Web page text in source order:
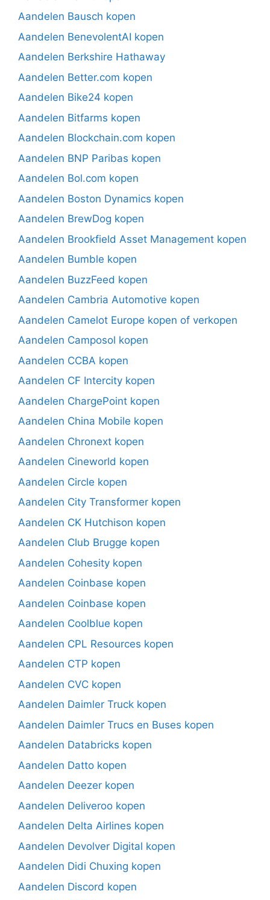
Aandelen Bausch kopen
Aandelen BenevolentAI kopen
Aandelen Berkshire Hathaway
Aandelen Better.com kopen
Aandelen Bike24 kopen
Aandelen Bitfarms kopen
Aandelen Blockchain.com kopen
Aandelen BNP Paribas kopen
Aandelen Bol.com kopen
Aandelen Boston Dynamics kopen
Aandelen BrewDog kopen
Aandelen Brookfield Asset Management kopen
Aandelen Bumble kopen
Aandelen BuzzFeed kopen
Aandelen Cambria Automotive kopen
Aandelen Camelot Europe kopen of verkopen
Aandelen Camposol kopen
Aandelen CCBA kopen
Aandelen CF Intercity kopen
Aandelen ChargePoint kopen
Aandelen China Mobile kopen
Aandelen Chronext kopen
Aandelen Cineworld kopen
Aandelen Circle kopen
Aandelen City Transformer kopen
Aandelen CK Hutchison kopen
Aandelen Club Brugge kopen
Aandelen Cohesity kopen
Aandelen Coinbase kopen
Aandelen Coinbase kopen
Aandelen Coolblue kopen
Aandelen CPL Resources kopen
Aandelen CTP kopen
Aandelen CVC kopen
Aandelen Daimler Truck kopen
Aandelen Daimler Trucs en Buses kopen
Aandelen Databricks kopen
Aandelen Datto kopen
Aandelen Deezer kopen
Aandelen Deliveroo kopen
Aandelen Delta Airlines kopen
Aandelen Devolver Digital kopen
Aandelen Didi Chuxing kopen
Aandelen Discord kopen